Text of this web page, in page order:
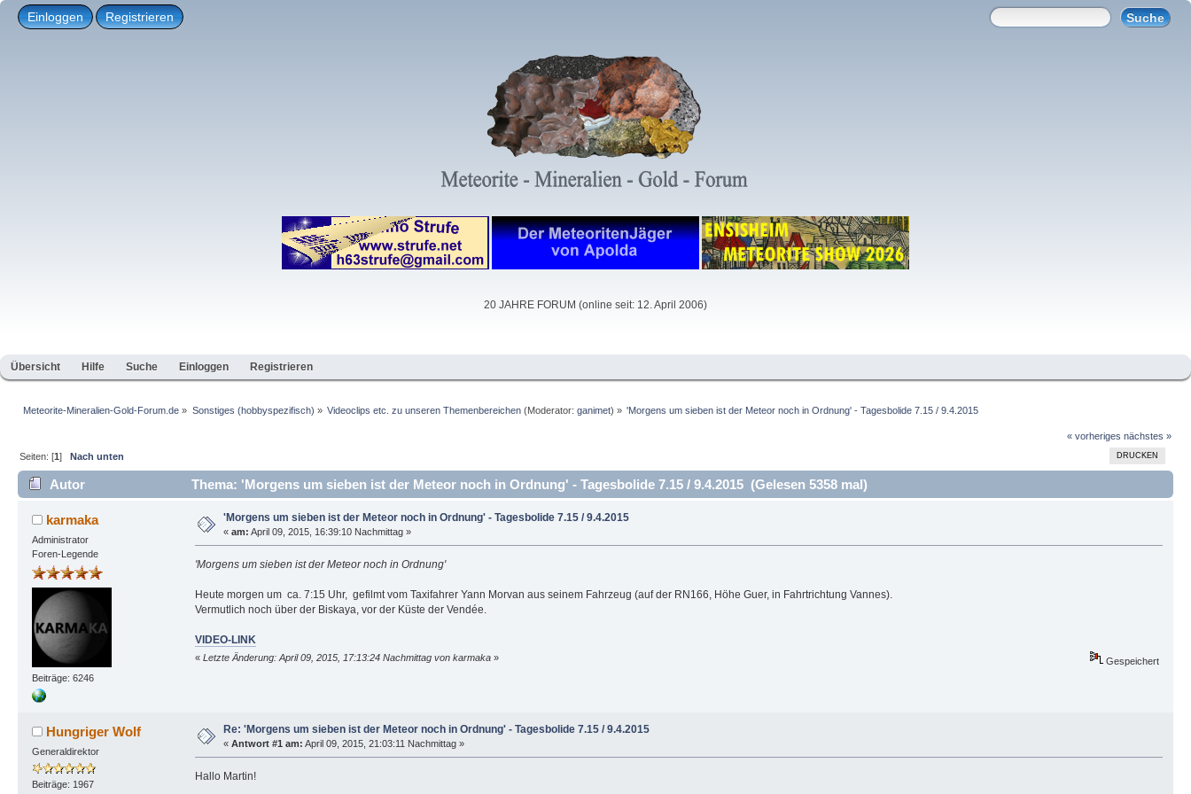
Einloggen Registrieren
20 JAHRE FORUM (online seit: 12. April 2006)
Übersicht Hilfe Suche Einloggen Registrieren
Meteorite-Mineralien-Gold-Forum.de » Sonstiges (hobbyspezifisch) » Videoclips etc. zu unseren Themenbereichen(Moderator: ganimet) » 'Morgens um sieben ist der Meteor noch in Ordnung' - Tagesbolide 7.15 / 9.4.2015
« vorheriges nächstes »
DRUCKEN
Seiten: [1]Nach unten
Autor Thema: 'Morgens um sieben ist der Meteor noch in Ordnung' - Tagesbolide 7.15 / 9.4.2015 (Gelesen 5358 mal)
karmaka
Administrator
Foren-Legende
Beiträge: 6246
'Morgens um sieben ist der Meteor noch in Ordnung' - Tagesbolide 7.15 / 9.4.2015
« am: April 09, 2015, 16:39:10 Nachmittag »
'Morgens um sieben ist der Meteor noch in Ordnung'
Heute morgen um ca. 7:15 Uhr, gefilmt vom Taxifahrer Yann Morvan aus seinem Fahrzeug (auf der RN166, Höhe Guer, in Fahrtrichtung Vannes).
Vermutlich noch über der Biskaya, vor der Küste der Vendée.
VIDEO-LINK
« Letzte Änderung: April 09, 2015, 17:13:24 Nachmittag von karmaka» Gespeichert
Hungriger Wolf
Generaldirektor
Beiträge: 1967
Re: 'Morgens um sieben ist der Meteor noch in Ordnung' - Tagesbolide 7.15 / 9.4.2015
« Antwort #1 am: April 09, 2015, 21:03:11 Nachmittag »
Hallo Martin!